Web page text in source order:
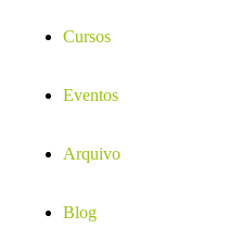
Cursos
Eventos
Arquivo
Blog